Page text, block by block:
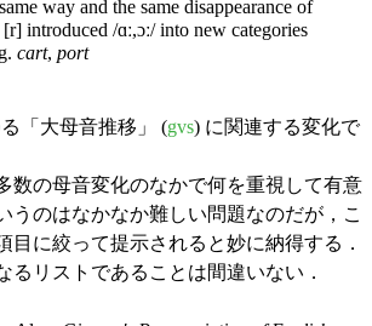
way and the same disappearance of
introduced /ɑː,ɔː/ into new categories
cart, port
「大母音推移」 (gvs) に関連する変化で
数の母音変化のなかで何を重視して有意
うのはなかなか難しい問題なのだが，こ
目に絞って提示されると妙に納得する．
るリストであることは間違いない．